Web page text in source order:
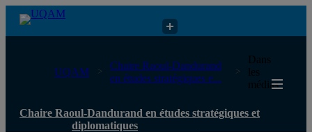
Chaire Raoul-Dandurand en études stratégiques et diplomatiques
UQAM
Chaire Raoul-Dandurand
en études stratégiques e...
Dans
les
médias
Chaire Raoul-Dandurand en études stratégiques et
diplomatiques